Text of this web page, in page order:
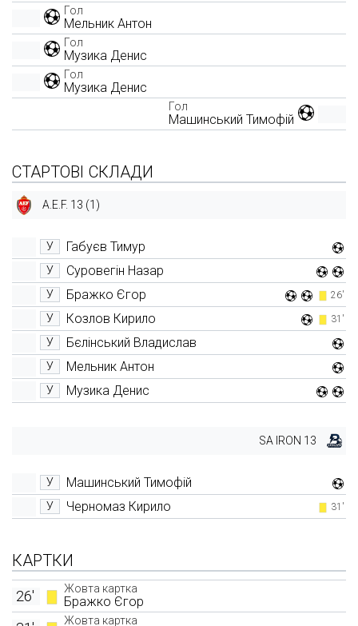
Гол
Мельник Антон
Гол
Музика Денис
Гол
Музика Денис
Гол
Машинський Тимофій
СТАРТОВІ СКЛАДИ
A.E.F. 13 (1)
У Габуєв Тимур
У Суровегін Назар
У Бражко Єгор 26'
У Козлов Кирило 31'
У Бєлінський Владислав
У Мельник Антон
У Музика Денис
SA IRON 13
У Машинський Тимофій
У Черномаз Кирило 31'
КАРТКИ
Жовта картка
Бражко Єгор
26'
Жовта картка